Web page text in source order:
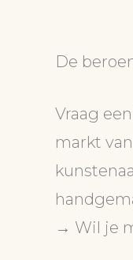
De
Vraag
markt
→ Wil je